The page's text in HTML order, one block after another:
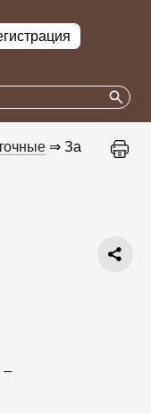
⇒ За
–